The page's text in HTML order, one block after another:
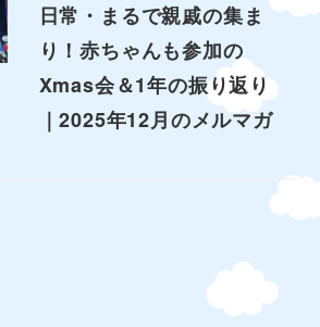
日常・まるで親戚の集ま
り！赤ちゃんも参加の
Xmas会＆1年の振り返り
｜2025年12月のメルマガ